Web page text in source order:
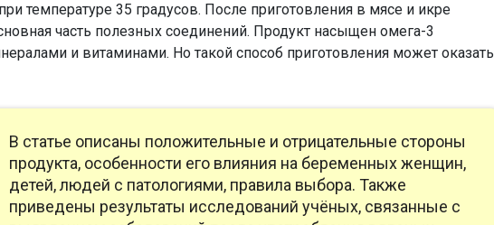
температуре 35 градусов. После приготовления в мясе и икре
часть полезных соединений. Продукт насыщен омега-3
и витаминами. Но такой способ приготовления может оказать
В статье описаны положительные и отрицательные стороны
продукта, особенности его влияния на беременных женщин,
детей, людей с патологиями, правила выбора. Также
приведены результаты исследований учёных, связанные с